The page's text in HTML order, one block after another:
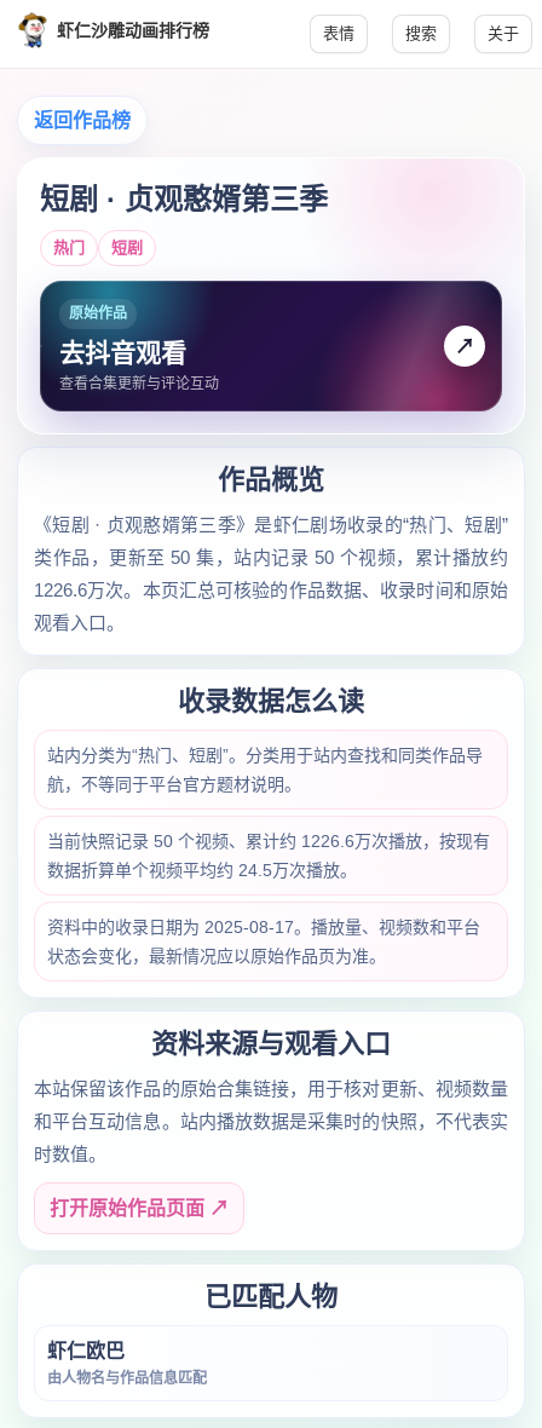
虾仁沙雕动画排行榜 表情 搜索 关于
返回作品榜
短剧 · 贞观憨婿第三季
热门 短剧
原始作品
去抖音观看
查看合集更新与评论互动
↗
作品概览
《短剧 · 贞观憨婿第三季》是虾仁剧场收录的“热门、短剧”
类作品，更新至 50 集，站内记录 50 个视频，累计播放约
1226.6万次。本页汇总可核验的作品数据、收录时间和原始
观看入口。
收录数据怎么读
站内分类为“热门、短剧”。分类用于站内查找和同类作品导
航，不等同于平台官方题材说明。
当前快照记录 50 个视频、累计约 1226.6万次播放，按现有
数据折算单个视频平均约 24.5万次播放。
资料中的收录日期为 2025-08-17。播放量、视频数和平台
状态会变化，最新情况应以原始作品页为准。
资料来源与观看入口
本站保留该作品的原始合集链接，用于核对更新、视频数量
和平台互动信息。站内播放数据是采集时的快照，不代表实
时数值。
打开原始作品页面 ↗
已匹配人物
虾仁欧巴
由人物名与作品信息匹配